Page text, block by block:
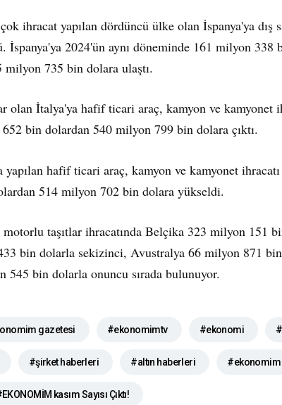
ihracat yapılan dördüncü ülke olan İspanya'ya dış
İspanya'ya 2024'ün aynı döneminde 161 milyon 338
milyon 735 bin dolara ulaştı.
olan İtalya'ya hafif ticari araç, kamyon ve kamyonet
bin dolardan 540 milyon 799 bin dolara çıktı.
yapılan hafif ticari araç, kamyon ve kamyonet
514 milyon 702 bin dolara yükseldi.
motorlu taşıtlar ihracatında Belçika 323 milyon 151
bin dolarla sekizinci, Avustralya 66 milyon 871
545 bin dolarla onuncu sırada bulunuyor.
gazetesi #ekonomimtv #ekonomi
#şirket haberleri #altın haberleri
kasım Sayısı Çıktı!